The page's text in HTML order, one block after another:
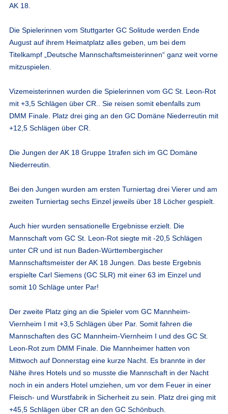
AK 18.
Die Spielerinnen vom Stuttgarter GC Solitude werden Ende
August auf ihrem Heimatplatz alles geben, um bei dem
Titelkampf „Deutsche Mannschaftsmeisterinnen“ ganz weit vorne
mitzuspielen.
Vizemeisterinnen wurden die Spielerinnen vom GC St. Leon-Rot
mit +3,5 Schlägen über CR.. Sie reisen somit ebenfalls zum
DMM Finale. Platz drei ging an den GC Domäne Niederreutin mit
+12,5 Schlägen über CR.
Die Jungen der AK 18 Gruppe 1trafen sich im GC Domäne
Niederreutin.
Bei den Jungen wurden am ersten Turniertag drei Vierer und am
zweiten Turniertag sechs Einzel jeweils über 18 Löcher gespielt.
Auch hier wurden sensationelle Ergebnisse erzielt. Die
Mannschaft vom GC St. Leon-Rot siegte mit -20,5 Schlägen
unter CR und ist nun Baden-Württembergischer
Mannschaftsmeister der AK 18 Jungen. Das beste Ergebnis
erspielte Carl Siemens (GC SLR) mit einer 63 im Einzel und
somit 10 Schläge unter Par!
Der zweite Platz ging an die Spieler vom GC Mannheim-
Viernheim I mit +3,5 Schlägen über Par. Somit fahren die
Mannschaften des GC Mannheim-Viernheim I und des GC St.
Leon-Rot zum DMM Finale. Die Mannheimer hatten von
Mittwoch auf Donnerstag eine kurze Nacht. Es brannte in der
Nähe ihres Hotels und so musste die Mannschaft in der Nacht
noch in ein anders Hotel umziehen, um vor dem Feuer in einer
Fleisch- und Wurstfabrik in Sicherheit zu sein. Platz drei ging mit
+45,5 Schlägen über CR an den GC Schönbuch.